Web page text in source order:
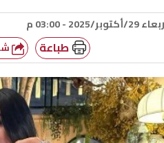
2025 - 03:00 م
طباعة